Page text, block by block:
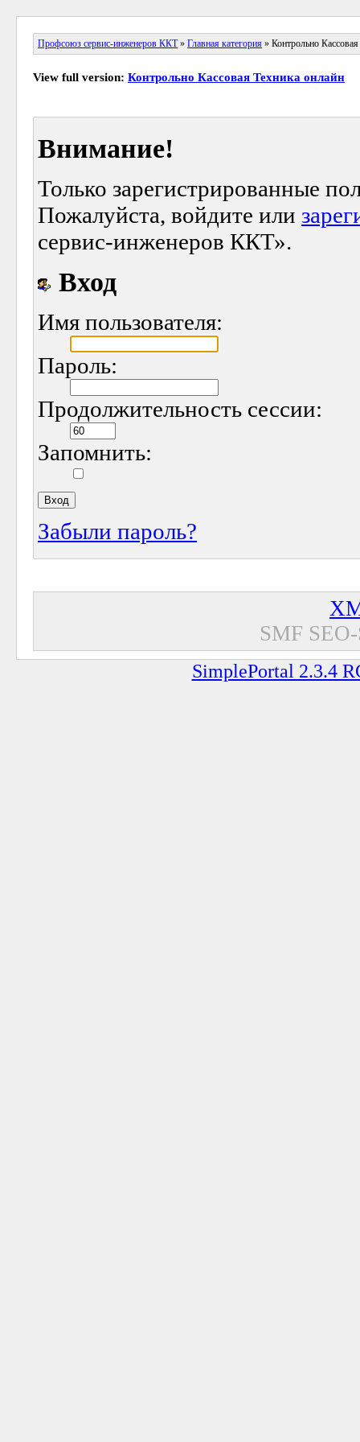
Профсоюз сервис-инженеров ККТ» Главная категория » Контрольно
View full version: Контрольно Кассовая Техника онлайн
Внимание!
Только зарегистрированные
Пожалуйста, войдите или
сервис-инженеров ККТ».
Вход
Имя пользователя:
Пароль:
Продолжительность сессии:
Запомнить:
Забыли пароль?
SMF
SimplePortal 2.3.4